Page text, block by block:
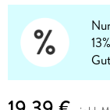
13%